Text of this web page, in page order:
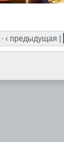
· ‹ предыдущая |